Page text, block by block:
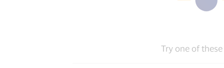
Try one of